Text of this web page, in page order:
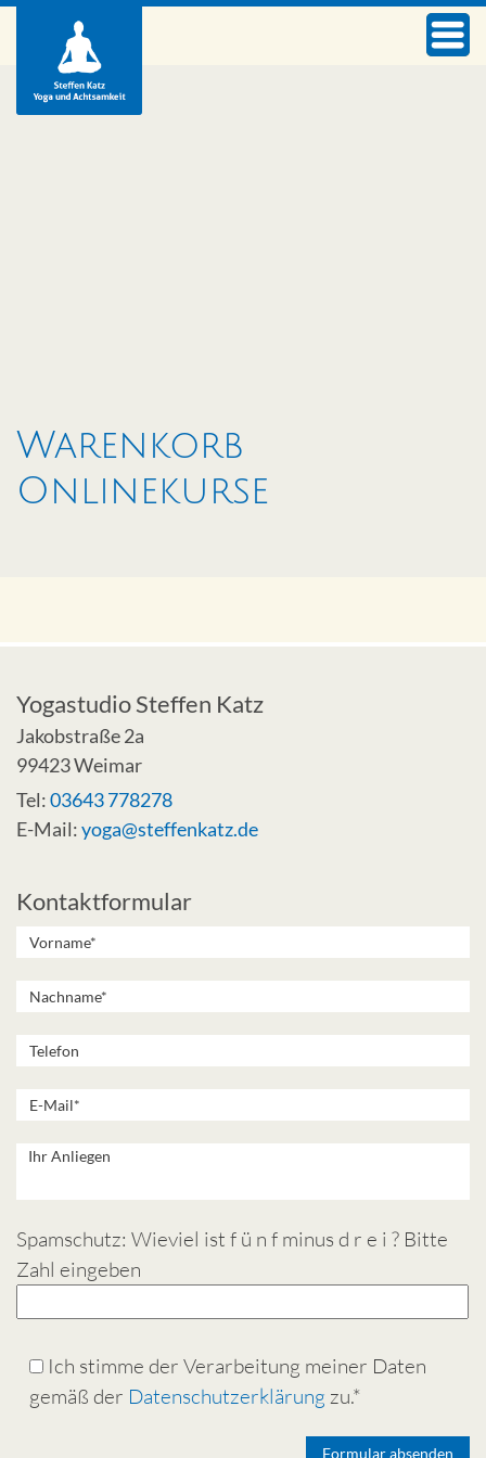
Warenkorb
Onlinekurse
Yogastudio Steffen Katz
Jakobstraße 2a
99423 Weimar
Tel:03643 778278
E-Mail:yoga@steffenkatz.de
Kontaktformular
Spamschutz: Wieviel ist f ü n f minus d r e i ? Bitte
Zahl eingeben
Ich stimme der Verarbeitung meiner Daten
gemäß der Datenschutzerklärung zu.*